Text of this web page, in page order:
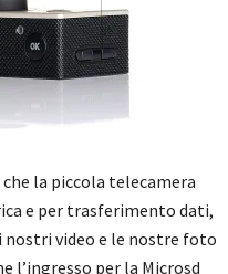
la piccola telecamera
e per trasferimento dati,
nostri video e le nostre foto
l’ingresso per la Microsd